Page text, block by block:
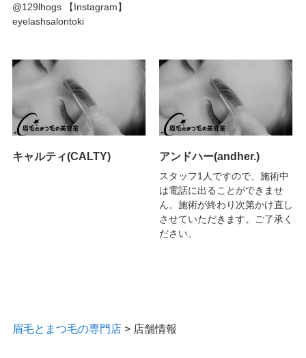
@129lhogs 【Instagram】
eyelashsalontoki
キャルティ(CALTY) アンドハー(andher.)
スタッフ1人ですので、施術中
は電話に出ることができませ
ん。施術が終わり次第かけ直し
させていただきます。ご了承く
ださい。
眉毛とまつ毛の専門店> 店舗情報